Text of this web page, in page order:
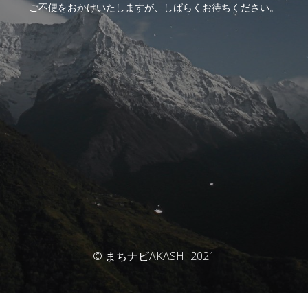
ご不便をおかけいたしますが、しばらくお待ちください。
© まちナビAKASHI 2021